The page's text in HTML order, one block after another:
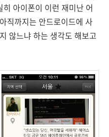
아이폰이 이런 재미난 어
직까지는 안드로이드에 사
않느냐 하는 생각도 해보고